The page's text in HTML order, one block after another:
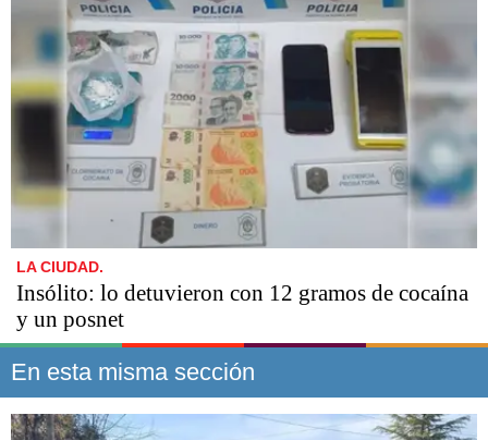
LA CIUDAD.
Insólito: lo detuvieron con 12 gramos de cocaína
y un posnet
En esta misma sección